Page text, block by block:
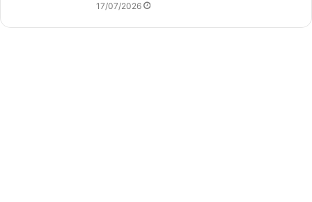
17/07/2026